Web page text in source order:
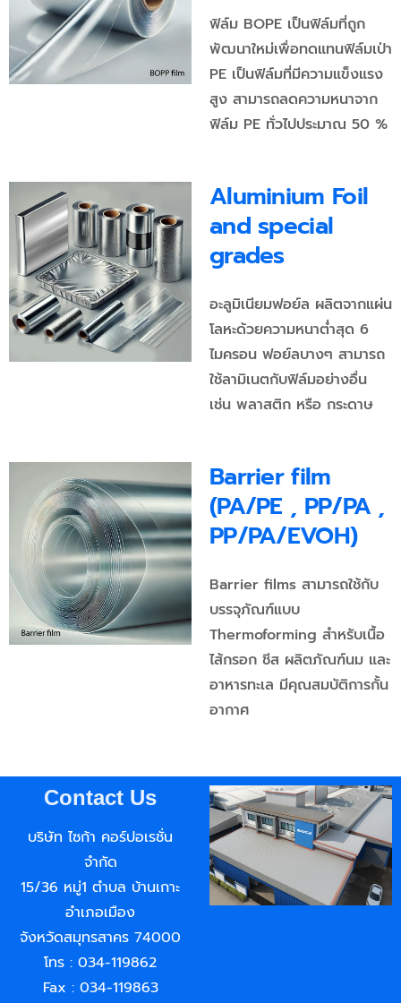
ฟิล์ม BOPE เป็นฟิล์มที่ถูก
พัฒนาใหม่เพื่อทดแทนฟิล์มเป่า
PE เป็นฟิล์มที่มีความแข็งแรง
สูง สามารถลดความหนาจาก
ฟิล์ม PE ทั่วไปประมาณ 50 %
Aluminium Foil
and special
grades
อะลูมิเนียมฟอย์ล ผลิตจากแผ่น
โลหะด้วยความหนาต่ำสุด 6
ไมครอน ฟอย์ลบางๆ สามารถ
ใช้ลามิเนตกับฟิล์มอย่างอื่น
เช่น พลาสติก หรือ กระดาษ
Barrier film
(PA/PE , PP/PA ,
PP/PA/EVOH)
Barrier films สามารถใช้กับ
บรรจุภัณฑ์แบบ
Thermoforming สำหรับเนื้อ
ไส้กรอก ชีส ผลิตภัณฑ์นม และ
อาหารทะเล มีคุณสมบัติการกั้น
อากาศ
Contact Us
บริษัท ไซก้า คอร์ปอเรชั่น
จำกัด
15/36 หมู่1 ตำบล บ้านเกาะ
อำเภอเมือง
จังหวัดสมุทรสาคร 74000
โทร : 034-119862
Fax : 034-119863